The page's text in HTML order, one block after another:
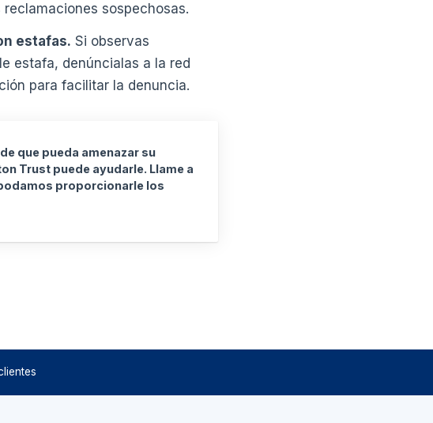
sospechosas.
estafas. Si observas
estafa, denúncialas a la red
para facilitar la denuncia.
que pueda amenazar su
Trust puede ayudarle. Llame a
proporcionarle los